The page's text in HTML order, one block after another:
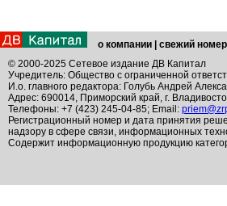
о компании свежий номер
© 2000-2025 Сетевое издание ДВ Капитал
Учредитель: Общество с ограниченной
И.о. главного редактора: Голубь Андрей
Адрес: 690014, Приморский край, г.
Телефоны: +7 (423) 245-04-85; Email:
Регистрационный номер и дата принятия
надзору в сфере связи, информационных
Содержит информационную продукцию